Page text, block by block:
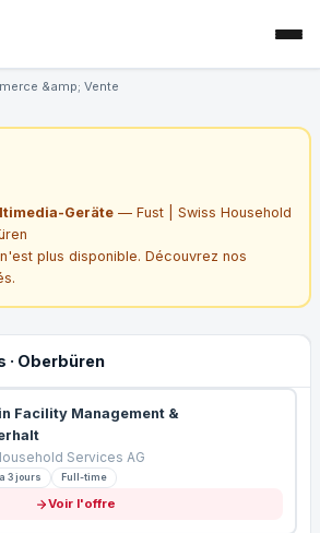
&amp; Vente
Geräte— Fust | Swiss Household
plus disponible. Découvrez nos
· Oberbüren
Facility Management &
Services AG
3 jours Full-time
Voir l'offre